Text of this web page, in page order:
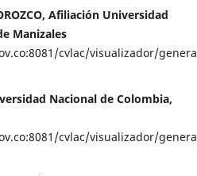
Afiliación Universidad
Manizales
cvlac/visualizador/
Nacional de Colombia,
cvlac/visualizador/